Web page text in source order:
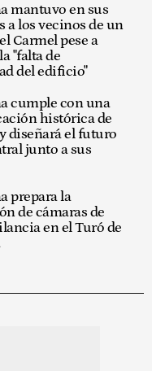
mantuvo en sus
a los vecinos de un
Carmel pese a
"falta de
del edificio"
cumple con una
histórica de
diseñará el futuro
junto a sus
prepara la
de cámaras de
en el Turó de